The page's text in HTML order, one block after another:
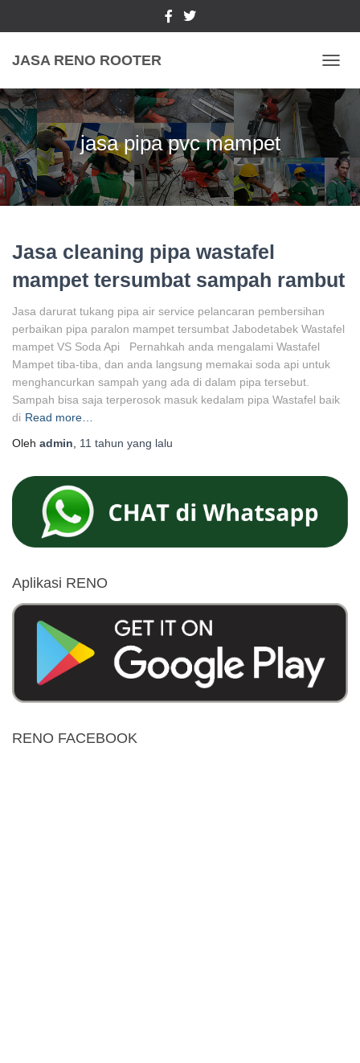
JASA RENO ROOTER
jasa pipa pvc mampet
Jasa cleaning pipa wastafel
mampet tersumbat sampah rambut
Jasa darurat tukang pipa air service pelancaran pembersihan
perbaikan pipa paralon mampet tersumbat Jabodetabek Wastafel
mampet VS Soda Api Pernahkah anda mengalami Wastafel
Mampet tiba-tiba, dan anda langsung memakai soda api untuk
menghancurkan sampah yang ada di dalam pipa tersebut.
Sampah bisa saja terperosok masuk kedalam pipa Wastafel baik
di Read more…
Oleh admin 11 tahun yang lalu
Aplikasi RENO
RENO FACEBOOK